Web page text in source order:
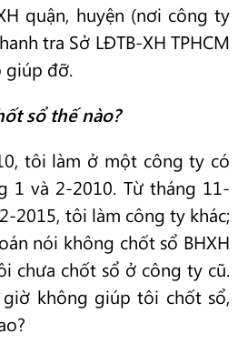
quận, huyện (nơi công ty
tra Sở LĐTB-XH TPHCM
giúp đỡ.
sổ thế nào?
tôi làm ở một công ty có
1 và 2-2010. Từ tháng 11-
2015, tôi làm công ty khác;
nói không chốt sổ BHXH
chưa chốt sổ ở công ty cũ.
không giúp tôi chốt sổ,